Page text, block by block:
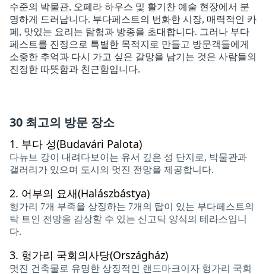
수준의 박물관, 오페라 하우스 및 활기찬 예술 현장에서 분
명하게 드러납니다. 부다페스트의 번화한 시장, 매력적인 카
페, 맛있는 요리는 탐험과 방종을 초대합니다. 그러나 부다
페스트를 진정으로 특별한 목적지로 만들고 방문객들에게
소중한 추억과 다시 가고 싶은 갈망을 남기는 것은 사람들의
진정한 따뜻함과 친근함입니다.
30 최고의 방문 장소
1. 부다 성(Budavári Palota)
다뉴브 강이 내려다보이는 유서 깊은 성 단지로, 박물관과
갤러리가 있으며 도시의 멋진 전망을 제공합니다.
2. 어부의 요새(Halászbástya)
헝가리 7개 부족을 상징하는 7개의 탑이 있는 부다페스트의
탁 트인 전망을 감상할 수 있는 신고딕 양식의 테라스입니
다.
3. 헝가리 국회의사당(Országház)
멋진 건축물로 유명한 상징적인 랜드마크이자 헝가리 국회